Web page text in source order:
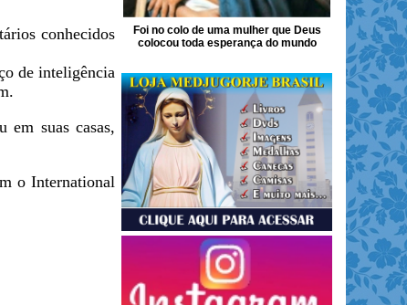
conhecidos
de inteligência
em suas casas,
o International
Foi no colo de uma mulher que Deus
colocou toda esperança do mundo